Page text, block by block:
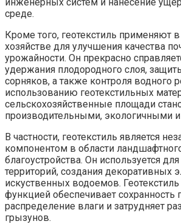
среде.
Кроме того, геотекстиль применяют
хозяйстве для улучшения качества
урожайности. Он прекрасно
удержания плодородного слоя,
сорняков, а также контроля водного
использованию геотекстильных
сельскохозяйственные площади
производительными, экологичными
В частности, геотекстиль является
компонентом в области
благоустройства. Он используется
территорий, создания декоративных
искуственных водоемов.
функцией обеспечивает сохранность
распределение влаги и затрудняет
грызунов.